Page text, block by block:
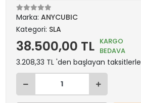
Marka:ANYCUBIC
Kategori: SLA
38.500,00 TL KARGO
BEDAVA
3.208,33 TL 'den başlayan taksitlerle